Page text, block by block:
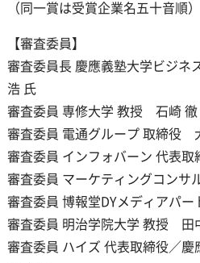
（同一賞は受賞企業名五十音順）
【審査委員】
審査委員長 慶應義塾大学ビジ
浩 氏
審査委員 専修大学 教授 石崎
審査委員 電通グループ 取締役
審査委員 インフォバーン 代表
審査委員 マーケティングコン
審査委員 博報堂DYメディアパ
審査委員 明治学院大学 教授
審査委員 ハイズ 代表取締役／